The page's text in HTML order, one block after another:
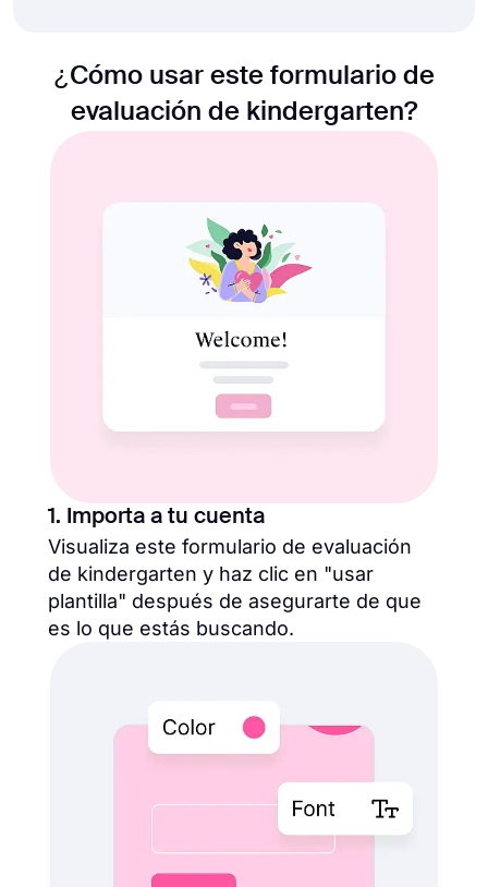
¿Cómo usar este formulario de
evaluación de kindergarten?
1. Importa a tu cuenta
Visualiza este formulario de evaluación
de kindergarten y haz clic en "usar
plantilla" después de asegurarte de que
es lo que estás buscando.